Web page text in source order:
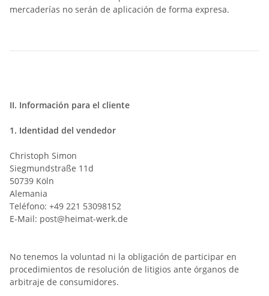
mercaderías no serán de aplicación de forma expresa.
II. Información para el cliente
1. Identidad del vendedor
Christoph Simon
Siegmundstraße 11d
50739 Köln
Alemania
Teléfono: +49 221 53098152
E-Mail: post@heimat-werk.de
No tenemos la voluntad ni la obligación de participar en
procedimientos de resolución de litigios ante órganos de
arbitraje de consumidores.